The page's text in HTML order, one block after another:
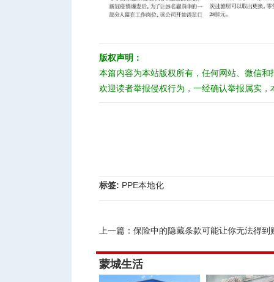
版权声明：
本篇内容为本站版权所有，任何网站、微信
欢迎读者举报侵权行为，一经确认举报属实，
标签: PPE本地化
上一篇： 保险中的隐藏条款可能让你无法得到
蒙城生活